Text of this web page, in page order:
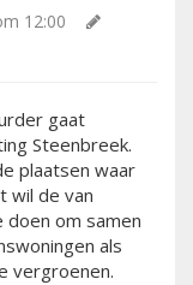
12:00
gaat
Steenbreek.
plaatsen waar
wil de van
doen om samen
als
vergroenen.